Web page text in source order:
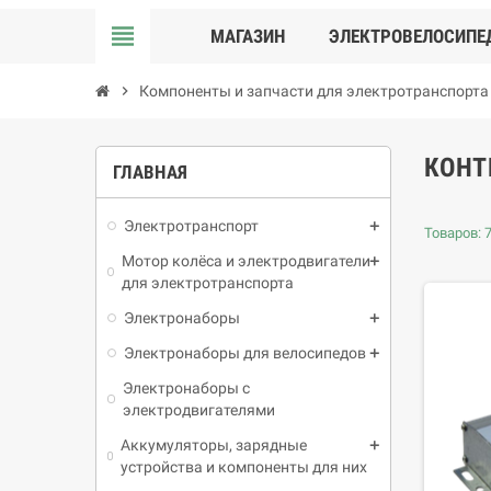
view_headline МАГАЗИН
chevron_right Компоненты и запчасти для электротранспорта
ГЛАВНАЯ
Электротранспорт
Мотор колёса и электродвигатели
для электротранспорта
Электронаборы
Электронаборы для велосипедов
Электронаборы с
электродвигателями
Аккумуляторы, зарядные
устройства и компоненты для них
Товаров: